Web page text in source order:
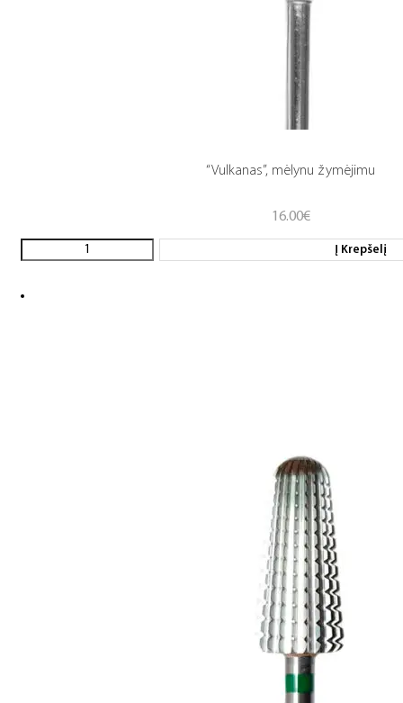
“Vulkanas”, mėlynu žymėjimu
16.00€
Į Krepšelį